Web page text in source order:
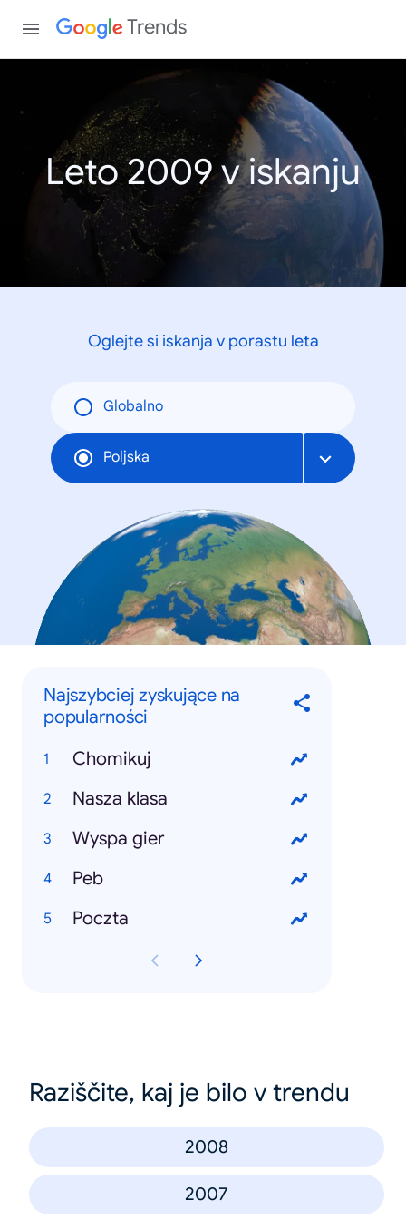
Trends
Leto 2009 v iskanju
Oglejte si iskanja v porastu leta
Globalno
Poljska
Najszybciej zyskujące na
popularności
Chomikuj
Nasza klasa
Wyspa gier
Peb
Poczta
Raziščite, kaj je bilo v trendu
2008
2007